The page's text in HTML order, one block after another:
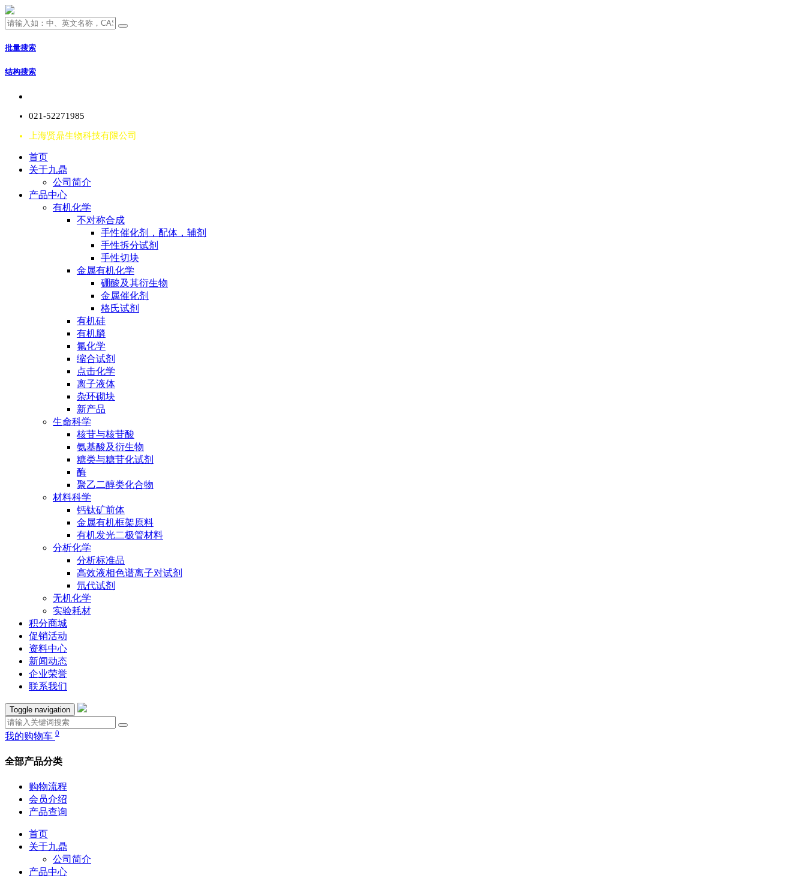
批量搜索
结构搜索
021-52271985
上海贤鼎生物科技有限公司
首页
关于九鼎
公司简介
产品中心
有机化学
不对称合成
手性催化剂，配体，辅剂
手性拆分试剂
手性切块
金属有机化学
硼酸及其衍生物
金属催化剂
格氏试剂
有机硅
有机膦
氟化学
缩合试剂
点击化学
离子液体
杂环砌块
新产品
生命科学
核苷与核苷酸
氨基酸及衍生物
糖类与糖苷化试剂
酶
聚乙二醇类化合物
材料科学
钙钛矿前体
金属有机框架原料
有机发光二极管材料
分析化学
分析标准品
高效液相色谱离子对试剂
氘代试剂
无机化学
实验耗材
积分商城
促销活动
资料中心
新闻动态
企业荣誉
联系我们
Toggle navigation
我的购物车 0
全部产品分类
购物流程
会员介绍
产品查询
首页
关于九鼎
公司简介
产品中心